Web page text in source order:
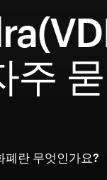
주
폐란 무엇인가요?